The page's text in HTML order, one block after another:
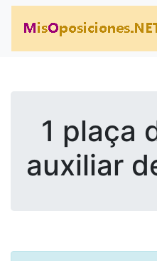
1 plaça
auxiliar